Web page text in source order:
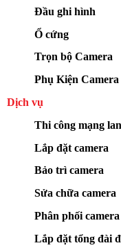
Đầu ghi hình
Ổ cứng
Trọn bộ Camera
Phụ Kiện Camera
Dịch vụ
Thi công mạng lan
Lắp đặt camera
Bảo trì camera
Sửa chữa camera
Phân phối camera
Lắp đặt tổng đài